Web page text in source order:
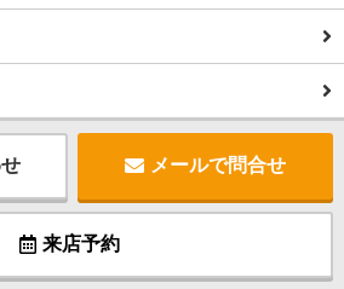
メールで問合せ
来店予約